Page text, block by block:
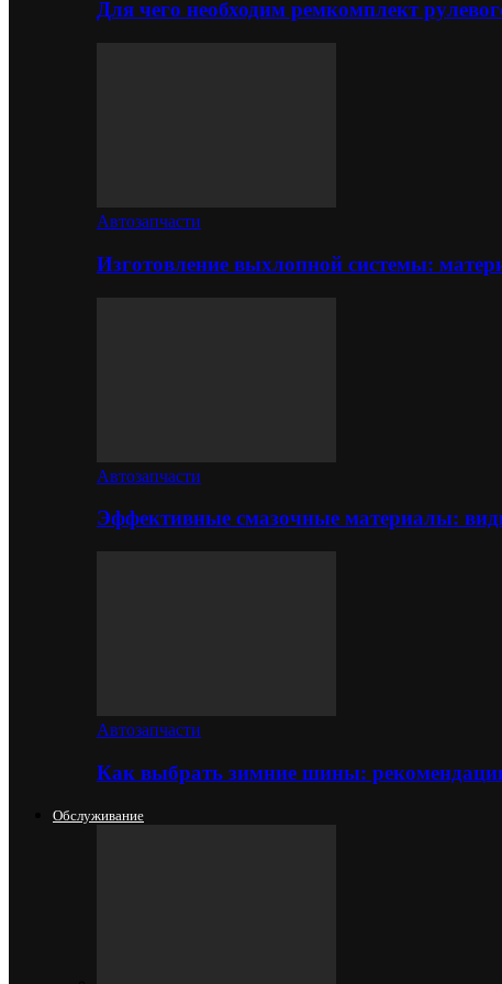
Для чего необходим ремкомплект
Автозапчасти
Изготовление выхлопной системы:
Автозапчасти
Эффективные смазочные материалы:
Автозапчасти
Как выбрать зимние шины:
Обслуживание